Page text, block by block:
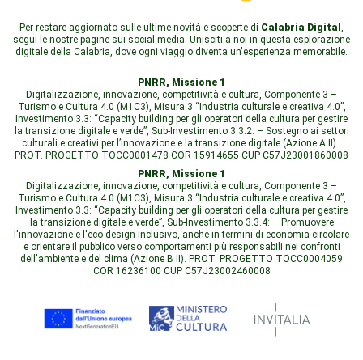
Per restare aggiornato sulle ultime novità e scoperte di Calabria Digital
segui le nostre pagine sui social media. Unisciti a noi in questa esplorazione
digitale della Calabria, dove ogni viaggio diventa un'esperienza memorabile.
PNRR, Missione 1
Digitalizzazione, innovazione, competitività e cultura, Componente 3 –
Turismo e Cultura 4.0 (M1C3), Misura 3 “Industria culturale e creativa 4.0”,
Investimento 3.3: “Capacity building per gli operatori della cultura per gestire
la transizione digitale e verde”, Sub-Investimento 3.3.2: – Sostegno ai settori
culturali e creativi per l’innovazione e la transizione digitale (Azione A II) .
PROT. PROGETTO TOCC0001478 COR 15914655 CUP C57J23001860008
PNRR, Missione 1
Digitalizzazione, innovazione, competitività e cultura, Componente 3 –
Turismo e Cultura 4.0 (M1C3), Misura 3 “Industria culturale e creativa 4.0”,
Investimento 3.3: “Capacity building per gli operatori della cultura per gestire
la transizione digitale e verde”, Sub-Investimento 3.3.4: – Promuovere
l'innovazione e l'eco-design inclusivo, anche in termini di economia circolare
e orientare il pubblico verso comportamenti più responsabili nei confronti
dell'ambiente e del clima (Azione B II). PROT. PROGETTO TOCC0004059
COR 16236100 CUP C57J23002460008